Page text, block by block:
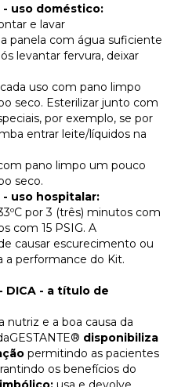
- uso doméstico:
e lavar
panela com água suficiente
levantar fervura, deixar
uso com pano limpo
seco. Esterilizar junto com
por exemplo, se por
entrar leite/líquidos na
pano limpo um pouco
seco.
uso hospitalar:
por 3 (três) minutos com
com 15 PSIG. A
causar escurecimento ou
a performance do Kit.
DICA - a título de
e a boa causa da
disponibiliza
permitindo as pacientes
os benefícios do